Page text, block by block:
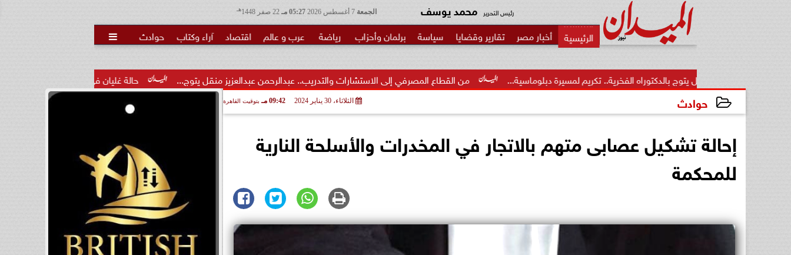
الجمعة 05:27 مـ هـ رئيس التحرير محمد يوسف
أخبار مصر تقارير وقضايا سياسة برلمان وأحزاب رياضة عرب و عالم اقتصاد آراء وكتاب حوادث 
حالة غليان في نادي الشيخ زايد: اتهامات للجنة المؤقتة بـ... من القطاع المصرفي إلى الاستشارات والتدريب.. عبدالرحمن عبدالعزيز منقل يتوج... منقل يتوج بالدكتوراه الفخرية.. تكريم لمسيرة دبلوماسية...
حوادث الثلاثاء، 30 يناير 2024 09:42 مـ بتوقيت القاهرة
إحالة تشكيل عصابى متهم بالاتجار في المخدرات والأسلحة النارية
للمحكمة